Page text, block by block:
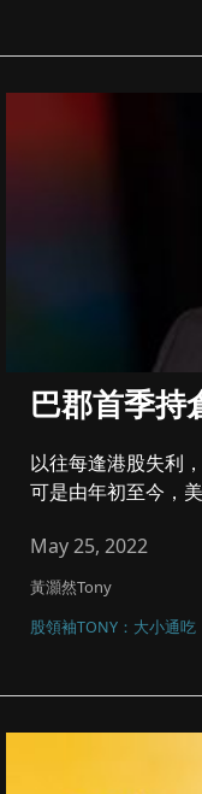
巴郡首季持
以往每逢港股失利
可是由年初至今，
May 25, 2022
黃灝然Tony
股領袖TONY：大小通吃